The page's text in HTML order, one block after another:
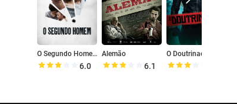
O Segundo Homem
6.0
Alemão
6.1
O Doutrinador